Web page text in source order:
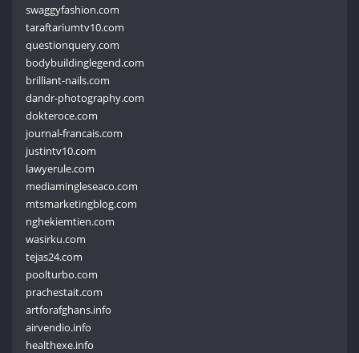
swaggyfashion.com
taraftariumtv10.com
questionquery.com
bodybuildinglegend.com
brilliant-nails.com
dandr-photography.com
dokteroce.com
journal-francais.com
justintv10.com
lawyerule.com
mediamingleseaco.com
mtsmarketingblog.com
nghekiemtien.com
wasirku.com
tejas24.com
poolturbo.com
prachestait.com
artforafghans.info
airvendio.info
healthexe.info